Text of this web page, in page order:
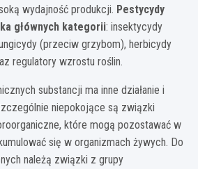
wydajność produkcji. Pestycydy
głównych kategorii: insektycydy
(przeciw grzybom), herbicydy
regulatory wzrostu roślin.
substancji ma inne działanie i
niepokojące są związki
które mogą pozostawać w
się w organizmach żywych. Do
należą związki z grupy